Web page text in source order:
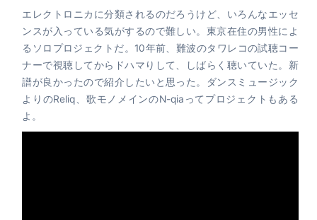
エレクトロニカに分類されるのだろうけど、いろんなエッセ
ンスが入っている気がするので難しい。東京在住の男性によ
るソロプロジェクトだ。10年前、難波のタワレコの試聴コー
ナーで視聴してからドハマりして、しばらく聴いていた。新
譜が良かったので紹介したいと思った。ダンスミュージック
よりのReliq、歌モノメインのN-qiaってプロジェクトもある
よ。